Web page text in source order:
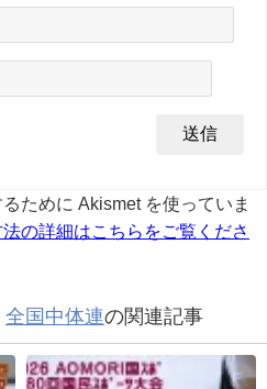
ために Akismet を使っていま
の詳細はこちらをご覧くださ
全国中体連の関連記事